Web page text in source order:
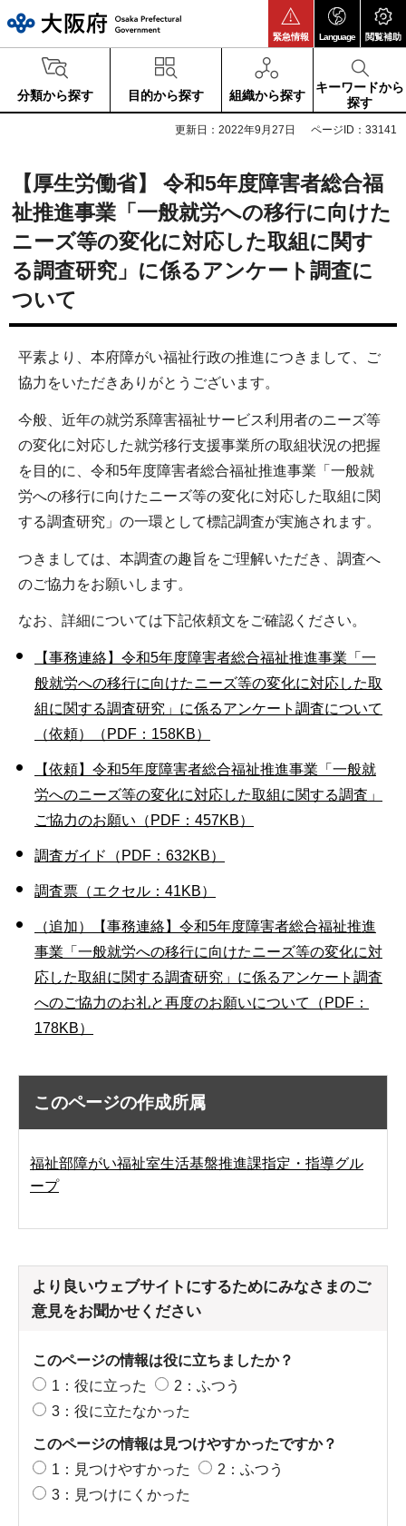
緊急情報 Language 閲覧補助
分類から探す 目的から探す 組織から探す
キーワードから
探す
更新日：2022年9月27日 ページID：33141
【厚生労働省】 令和5年度障害者総合福
祉推進事業「一般就労への移行に向けた
ニーズ等の変化に対応した取組に関す
る調査研究」に係るアンケート調査に
ついて
平素より、本府障がい福祉行政の推進につきまして、ご
協力をいただきありがとうございます。
今般、近年の就労系障害福祉サービス利用者のニーズ等
の変化に対応した就労移行支援事業所の取組状況の把握
を目的に、令和5年度障害者総合福祉推進事業「一般就
労への移行に向けたニーズ等の変化に対応した取組に関
する調査研究」の一環として標記調査が実施されます。
つきましては、本調査の趣旨をご理解いただき、調査へ
のご協力をお願いします。
なお、詳細については下記依頼文をご確認ください。
【事務連絡】令和5年度障害者総合福祉推進事業「一
般就労への移行に向けたニーズ等の変化に対応した取
組に関する調査研究」に係るアンケート調査について
（依頼）（PDF：158KB）
【依頼】令和5年度障害者総合福祉推進事業「一般就
労へのニーズ等の変化に対応した取組に関する調査」
ご協力のお願い（PDF：457KB）
調査ガイド（PDF：632KB）
調査票（エクセル：41KB）
（追加）【事務連絡】令和5年度障害者総合福祉推進
事業「一般就労への移行に向けたニーズ等の変化に対
応した取組に関する調査研究」に係るアンケート調査
へのご協力のお礼と再度のお願いについて（PDF：
178KB）
このページの作成所属
福祉部障がい福祉室生活基盤推進課指定・指導グル
ープ
より良いウェブサイトにするためにみなさまのご
意見をお聞かせください
このページの情報は役に立ちましたか？
1：役に立った
2：ふつう
3：役に立たなかった
このページの情報は見つけやすかったですか？
1：見つけやすかった
2：ふつう
3：見つけにくかった